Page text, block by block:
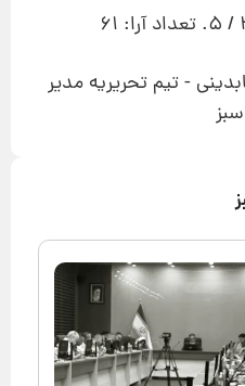
/ 5. تعداد آرا:
61
- تیم تحریریه مدیر
سبز